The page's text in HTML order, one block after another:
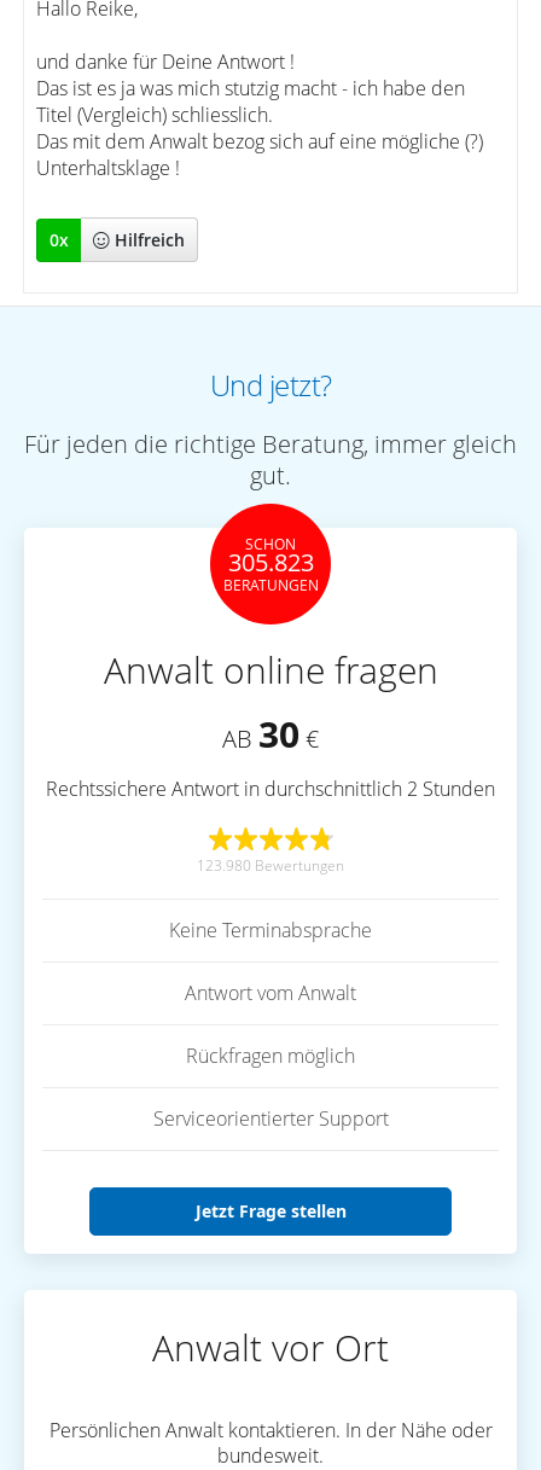
Hallo Reike,
und danke für Deine Antwort !
Das ist es ja was mich stutzig macht - ich habe den
Titel (Vergleich) schliesslich.
Das mit dem Anwalt bezog sich auf eine mögliche (?)
Unterhaltsklage !
0x Hilfreich
Und jetzt?
Für jeden die richtige Beratung, immer gleich
gut.
SCHON
305.823
BERATUNGEN
Anwalt online fragen
AB 30 €
Rechtssichere Antwort in durchschnittlich 2 Stunden
123.980 Bewertungen
Keine Terminabsprache
Antwort vom Anwalt
Rückfragen möglich
Serviceorientierter Support
Jetzt Frage stellen
Anwalt vor Ort
Persönlichen Anwalt kontaktieren. In der Nähe oder
bundesweit.